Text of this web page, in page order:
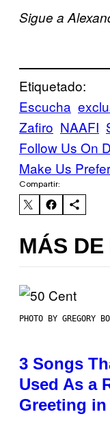
Sigue a
Etiquetado:
Escucha
Zafiro NAAFI
Follow Us On
Make Us
Compartir:
MÁS
PHOTO BY GREGORY
3 Songs
Used As a
Greeting in